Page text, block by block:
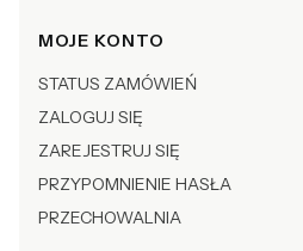
Linki w stopce
MOJE KONTO
STATUS ZAMÓWIEŃ
ZALOGUJ SIĘ
ZAREJESTRUJ SIĘ
PRZYPOMNIENIE HASŁA
PRZECHOWALNIA